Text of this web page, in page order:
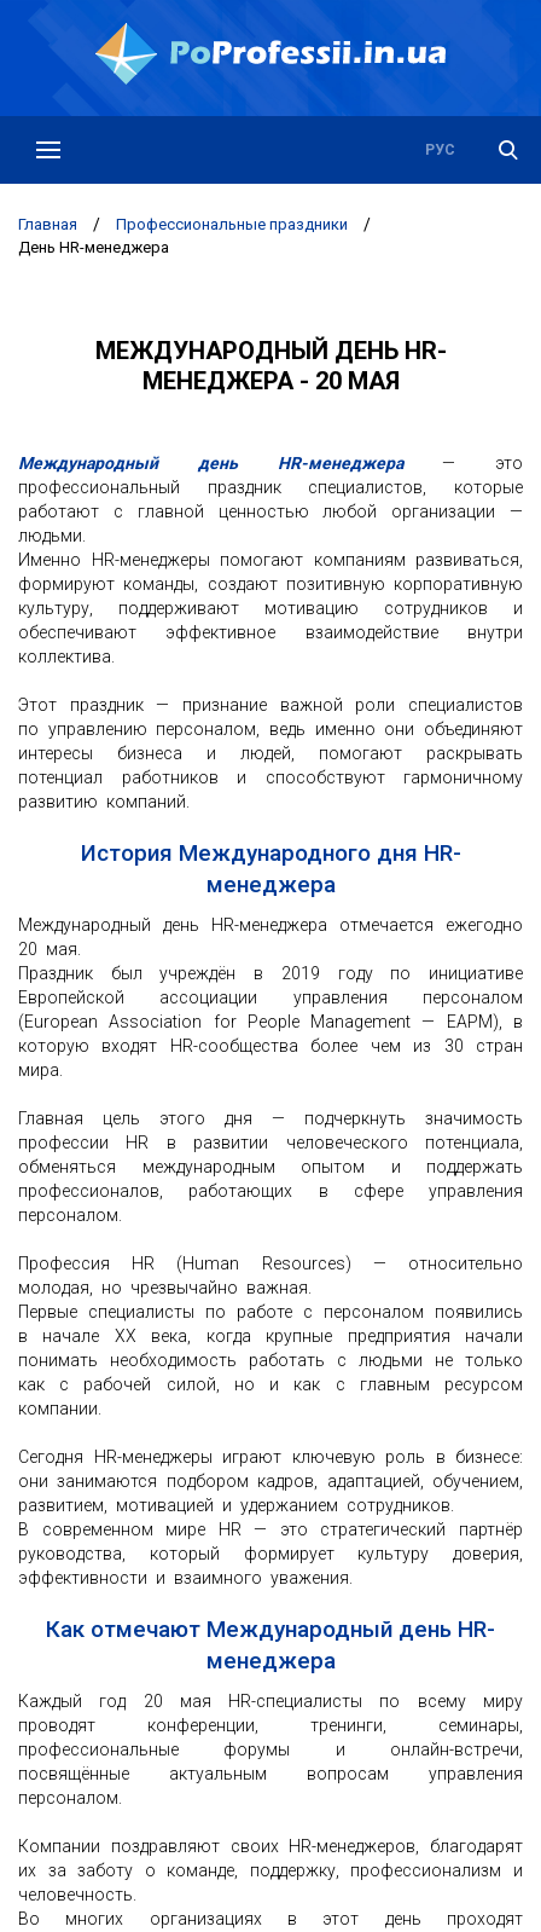
РУС
УКР
Главная / Профессиональные праздники /
День HR-менеджера
МЕЖДУНАРОДНЫЙ ДЕНЬ HR-
МЕНЕДЖЕРА - 20 МАЯ
Международный день HR-менеджера— это
профессиональный праздник специалистов, которые
работают с главной ценностью любой организации —
людьми.
Именно HR-менеджеры помогают компаниям развиваться,
формируют команды, создают позитивную корпоративную
культуру, поддерживают мотивацию сотрудников и
обеспечивают эффективное взаимодействие внутри
коллектива.
Этот праздник — признание важной роли специалистов
по управлению персоналом, ведь именно они объединяют
интересы бизнеса и людей, помогают раскрывать
потенциал работников и способствуют гармоничному
развитию компаний.
История Международного дня HR-
менеджера
Международный день HR-менеджера отмечается ежегодно
20 мая.
Праздник был учреждён в 2019 году по инициативе
Европейской ассоциации управления персоналом
(European Association for People Management — EAPM), в
которую входят HR-сообщества более чем из 30 стран
мира.
Главная цель этого дня — подчеркнуть значимость
профессии HR в развитии человеческого потенциала,
обменяться международным опытом и поддержать
профессионалов, работающих в сфере управления
персоналом.
Профессия HR (Human Resources) — относительно
молодая, но чрезвычайно важная.
Первые специалисты по работе с персоналом появились
в начале XX века, когда крупные предприятия начали
понимать необходимость работать с людьми не только
как с рабочей силой, но и как с главным ресурсом
компании.
Сегодня HR-менеджеры играют ключевую роль в бизнесе:
они занимаются подбором кадров, адаптацией, обучением,
развитием, мотивацией и удержанием сотрудников.
В современном мире HR — это стратегический партнёр
руководства, который формирует культуру доверия,
эффективности и взаимного уважения.
Как отмечают Международный день HR-
менеджера
Каждый год 20 мая HR-специалисты по всему миру
проводят конференции, тренинги, семинары,
профессиональные форумы и онлайн-встречи,
посвящённые актуальным вопросам управления
персоналом.
Компании поздравляют своих HR-менеджеров, благодарят
их за заботу о команде, поддержку, профессионализм и
человечность.
Во многих организациях в этот день проходят